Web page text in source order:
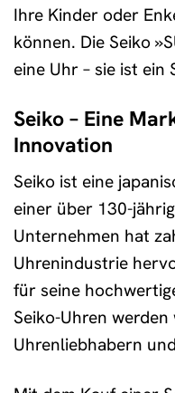
Ihre Kinder oder
können. Die Seiko
eine Uhr – sie ist ein
Seiko – Eine
Innovation
Seiko ist eine
einer über 130-
Unternehmen hat
Uhrenindustrie
für seine
Seiko-Uhren
Uhrenliebhabern